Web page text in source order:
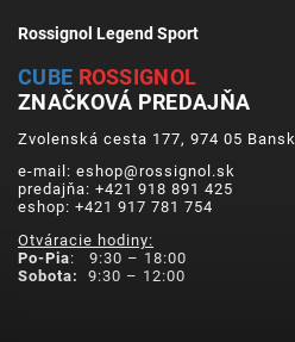
Rossignol Legend Sport
CUBE ROSSIGNOL
ZNAČKOVÁ PREDAJŇA
Zvolenská cesta 177, 974 05
e-mail: eshop@rossignol.sk
predajňa: +421 918 891 425
eshop: +421 917 781 754
Otváracie hodiny:
Po-Pia: 9:30 – 18:00
Sobota:
9:30 – 12:00